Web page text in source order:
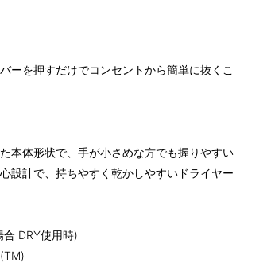
ーを押すだけでコンセントから簡単に抜くこ
本体形状で、手が小さめな方でも握りやすい
設計で、持ちやすく乾かしやすいドライヤー
DRY使用時)